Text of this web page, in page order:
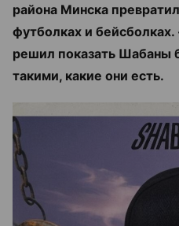
района Минска
футболках и
решил показать Шабаны
такими, какие они есть.